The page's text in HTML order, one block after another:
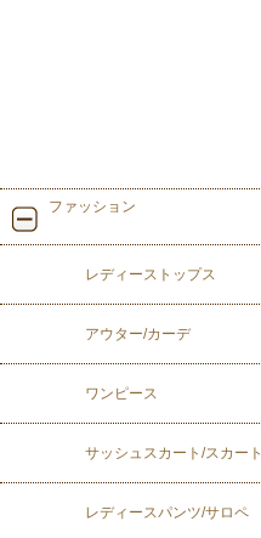
ファッション
レディーストップス
アウター/カーデ
ワンピース
サッシュスカート/スカート
レディースパンツ/サロペ